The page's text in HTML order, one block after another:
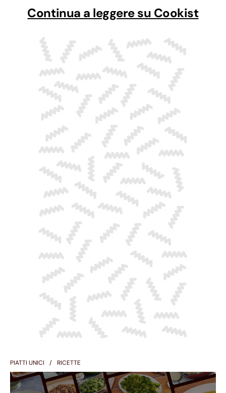
Continua a leggere su Cookist
PIATTI UNICI RICETTE